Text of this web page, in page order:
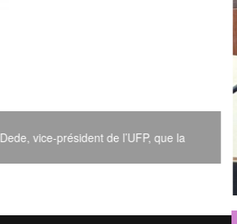
Réflexion – Contribution | « Une
? Introduction Toute société humaine est